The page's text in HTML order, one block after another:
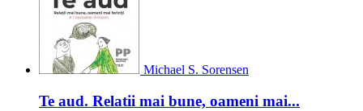
Michael S. Sorensen
Te aud. Relatii mai bune, oameni mai...